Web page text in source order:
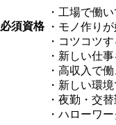
必須資格
・工場で働
・モノ作りが
・コツコツ
・新しい仕
・高収入で
・新しい環
・夜勤・交
・ハローワ